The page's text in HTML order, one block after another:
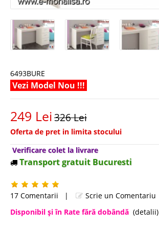
6493BURE
Vezi Model Nou !!!
249 Lei326 Lei
Oferta de pret in limita stocului
Verificare colet la livrare
Transport gratuit Bucuresti
17 Comentarii |
Scrie un Comentariu
Disponibil şi în Rate fără dobândă (detalii)